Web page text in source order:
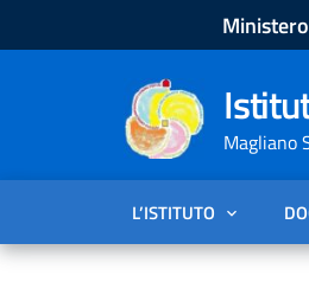
Magliano
L’ISTITUTO